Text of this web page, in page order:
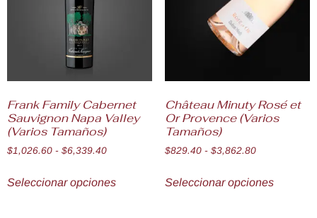
Frank Family Cabernet
Sauvignon Napa Valley
(Varios Tamaños)
$1,026.60 - $6,339.40
Seleccionar opciones
Château Minuty Rosé et
Or Provence (Varios
Tamaños)
$829.40 - $3,862.80
Seleccionar opciones